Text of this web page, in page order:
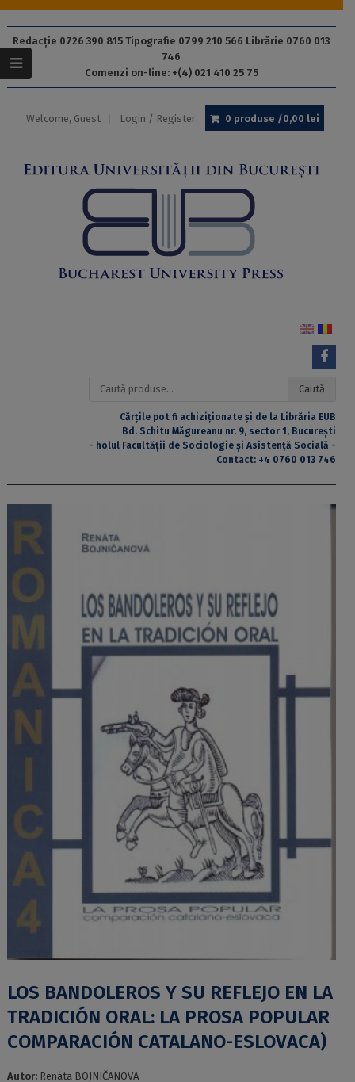
Redacție 0726 390 815 Tipografie 0799 210 566 Librărie 0760 013
746
Comenzi on-line: +(4) 021 410 25 75
Welcome, Guest Login / Register 0 produse /0,00 lei
Caută
Caută
Cărțile pot fi achiziționate și de la Librăria EUB
Bd. Schitu Măgureanu nr. 9, sector 1, București
- holul Facultății de Sociologie și Asistență Socială -
Contact: +4 0760 013 746
LOS BANDOLEROS Y SU REFLEJO EN LA
TRADICIÓN ORAL: LA PROSA POPULAR
COMPARACIÓN CATALANO-ESLOVACA)
Autor: Renáta BOJNIČANOVA